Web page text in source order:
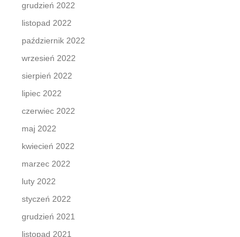
grudzień 2022
listopad 2022
październik 2022
wrzesień 2022
sierpień 2022
lipiec 2022
czerwiec 2022
maj 2022
kwiecień 2022
marzec 2022
luty 2022
styczeń 2022
grudzień 2021
listopad 2021